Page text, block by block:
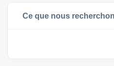
Ce que nous